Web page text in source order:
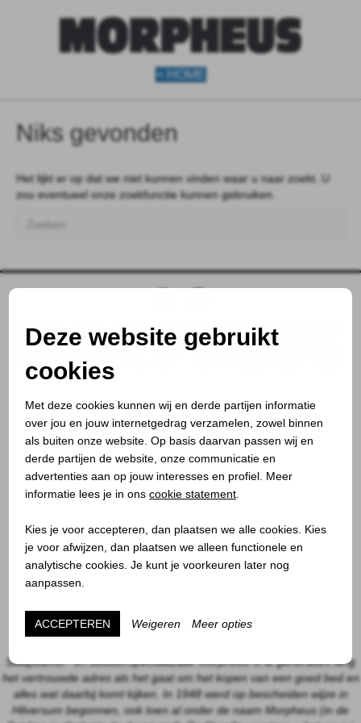
< HOME
Niks gevonden
Het lijkt er op dat we niet kunnen vinden waar u naar zoekt. U
zou eventueel onze zoekfunctie kunnen gebruiken.
Vaartweg 4
1211 JH Hilversum
035-6247194
1000 m² showroom
Morpheus Bilthoven
3722 GE Bilthoven
030-2287451
600 m² showroom
Morpheus Utrecht
030-2314984
Slaapkamer- en beddenspeciaalzaak Morpheus is al generaties lang
het vertrouwde adres als het gaat om het kopen van een goed bed en
alles wat daarbij komt kijken. In 1948 werd op bescheiden wijze in
Hilversum begonnen, ook toen al onder de naam Morpheus (in de
Deze website gebruikt
cookies
Met deze cookies kunnen wij en derde partijen informatie
over jou en jouw internetgedrag verzamelen, zowel binnen
als buiten onze website. Op basis daarvan passen wij en
derde partijen de website, onze communicatie en
advertenties aan op jouw interesses en profiel. Meer
informatie lees je in onscookie statement
Kies je voor accepteren, dan plaatsen we alle cookies. Kies
je voor afwijzen, dan plaatsen we alleen functionele en
analytische cookies. Je kunt je voorkeuren later nog
aanpassen.
ACCEPTEREN Weigeren Meer opties